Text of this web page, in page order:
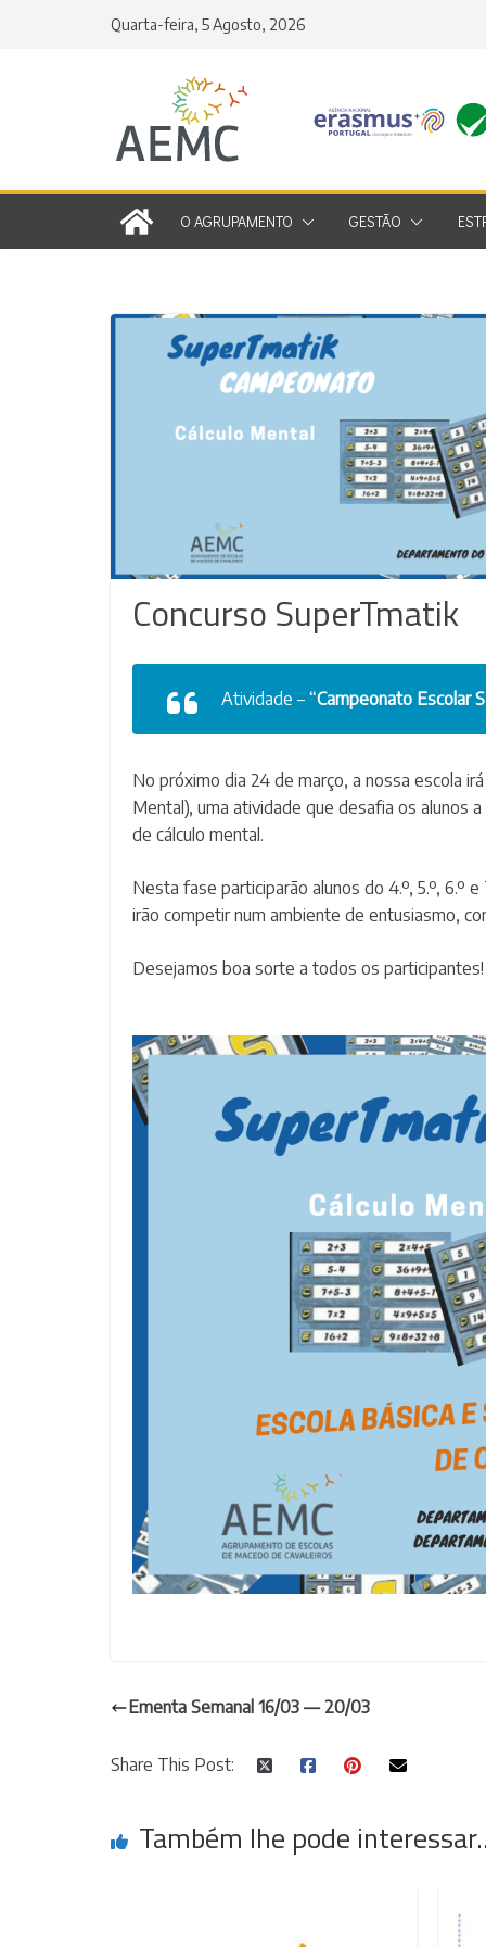
Quarta-feira, 5 Agosto, 2026
O AGRUPAMENTO GESTÃO
Concurso SuperTmatik
Atividade – “Campeonato Escolar
No próximo dia 24 de março, a nossa escola
Mental), uma atividade que desafia os alunos
de cálculo mental.
Nesta fase participarão alunos do 4.º, 5.º, 6.º
irão competir num ambiente de entusiasmo,
Desejamos boa sorte a todos os participantes!
Ementa Semanal 16/03 — 20/03
Share This Post:
Também lhe pode